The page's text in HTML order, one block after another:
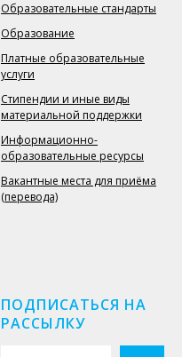
Образовательные стандарты
Образование
Платные образовательные
услуги
Стипендии и иные виды
материальной поддержки
Информационно-
образовательные ресурсы
Вакантные места для приёма
(перевода)
ПОДПИСАТЬСЯ НА
РАССЫЛКУ